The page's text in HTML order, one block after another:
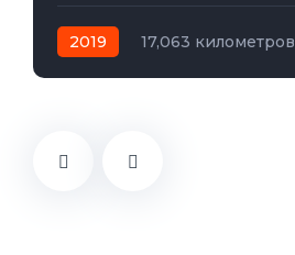
2019
17,063 километров